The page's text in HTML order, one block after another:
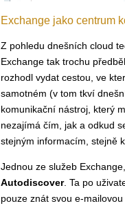
Exchange jako centrum
Z pohledu dnešních cloud
Exchange tak trochu
rozhodl vydat cestou, ve
samotném (v tom tkví
komunikační nástroj, který
nezajímá čím, jak a odkud
stejným informacím, stejně
Jednou ze služeb
Autodiscover. Ta po
pouze znát svou e-